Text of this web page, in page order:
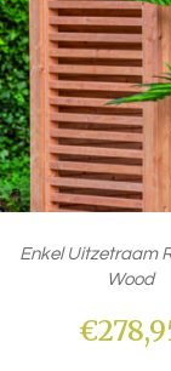
Enkel Uitzetraam
Wood
€